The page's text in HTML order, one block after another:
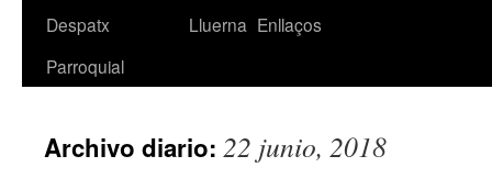
Despatx
Parroquial
Lluerna Enllaços
Archivo diario: 22 junio, 2018